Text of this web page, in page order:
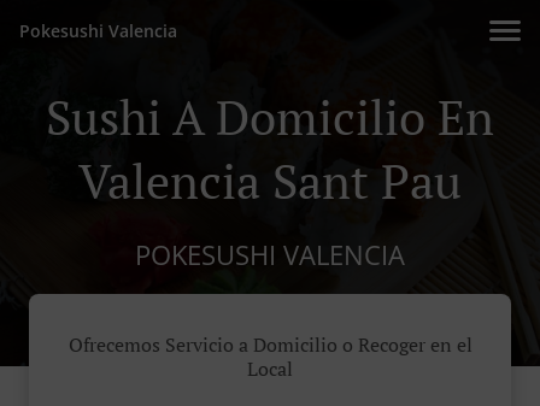
Pokesushi Valencia
Sushi A Domicilio En
Valencia Sant Pau
POKESUSHI VALENCIA
Ofrecemos Servicio a Domicilio o Recoger en el
Local